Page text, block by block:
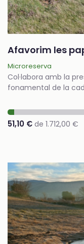
Afavorim les
Microreserva
Col·labora amb la
fonamental de la
51,10 € de 1.712,00 €